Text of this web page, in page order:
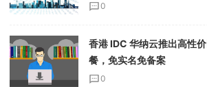
0
香港 IDC 华纳云推出高性
餐，免实名免备案
0